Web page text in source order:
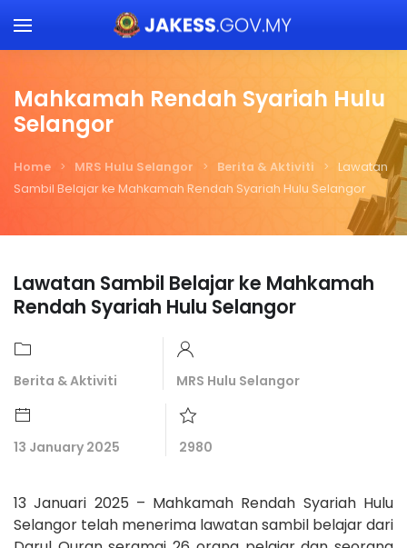
Skip to main content
Mahkamah Rendah Syariah Hulu
Selangor
Home MRS Hulu Selangor Berita & Aktiviti
Lawatan
Sambil Belajar ke Mahkamah Rendah Syariah Hulu Selangor
Lawatan Sambil Belajar ke Mahkamah
Rendah Syariah Hulu Selangor
Berita & Aktiviti MRS Hulu Selangor
13 January 2025 2980
13 Januari 2025 – Mahkamah Rendah Syariah Hulu
Selangor telah menerima lawatan sambil belajar dari